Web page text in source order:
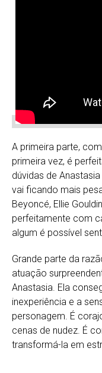
A primeira parte,
primeira vez, é
dúvidas de
vai ficando mais
Beyoncé, Ellie
perfeitamente com
algum é possível
Grande parte da
atuação
Anastasia. Ela
inexperiência e a
personagem. É
cenas de nudez. É
transformá-la em